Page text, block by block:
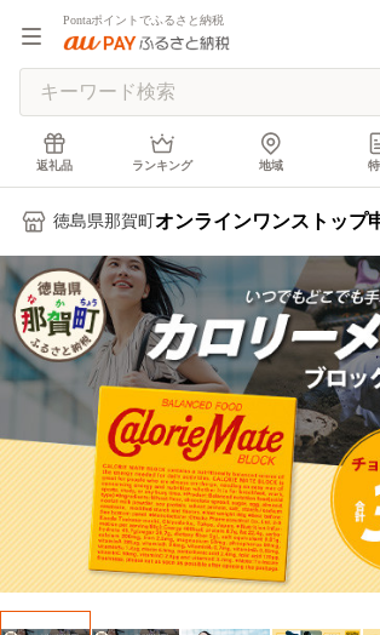
Pontaポイントでふるさと納税
返礼品 ランキング 地域
徳島県那賀町 オンラインワンストップ